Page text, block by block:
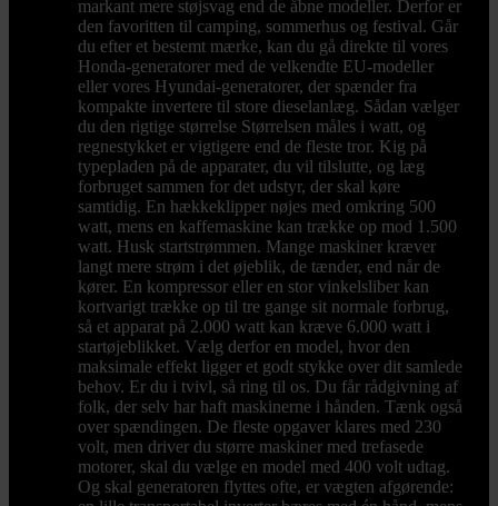
markant mere støjsvag end de åbne modeller. Derfor er
den favoritten til camping, sommerhus og festival. Går
du efter et bestemt mærke, kan du gå direkte til vores
Honda-generatorer med de velkendte EU-modeller
eller vores Hyundai-generatorer, der spænder fra
kompakte invertere til store dieselanlæg. Sådan vælger
du den rigtige størrelse Størrelsen måles i watt, og
regnestykket er vigtigere end de fleste tror. Kig på
typepladen på de apparater, du vil tilslutte, og læg
forbruget sammen for det udstyr, der skal køre
samtidig. En hækkeklipper nøjes med omkring 500
watt, mens en kaffemaskine kan trække op mod 1.500
watt. Husk startstrømmen. Mange maskiner kræver
langt mere strøm i det øjeblik, de tænder, end når de
kører. En kompressor eller en stor vinkelsliber kan
kortvarigt trække op til tre gange sit normale forbrug,
så et apparat på 2.000 watt kan kræve 6.000 watt i
startøjeblikket. Vælg derfor en model, hvor den
maksimale effekt ligger et godt stykke over dit samlede
behov. Er du i tvivl, så ring til os. Du får rådgivning af
folk, der selv har haft maskinerne i hånden. Tænk også
over spændingen. De fleste opgaver klares med 230
volt, men driver du større maskiner med trefasede
motorer, skal du vælge en model med 400 volt udtag.
Og skal generatoren flyttes ofte, er vægten afgørende: